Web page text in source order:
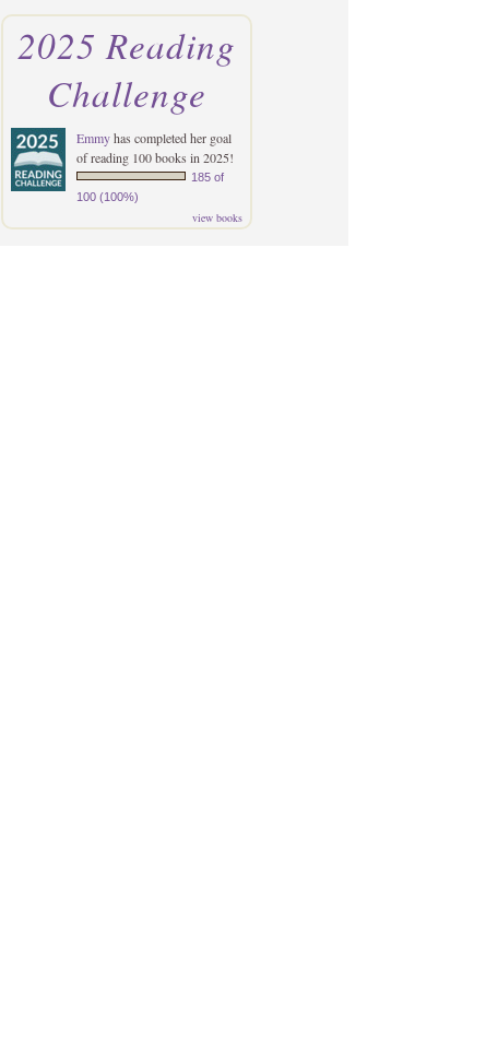
2025 Reading
Challenge
Emmyhas completed her goal
of reading 100 books in 2025!
185 of
100 (100%)
view books